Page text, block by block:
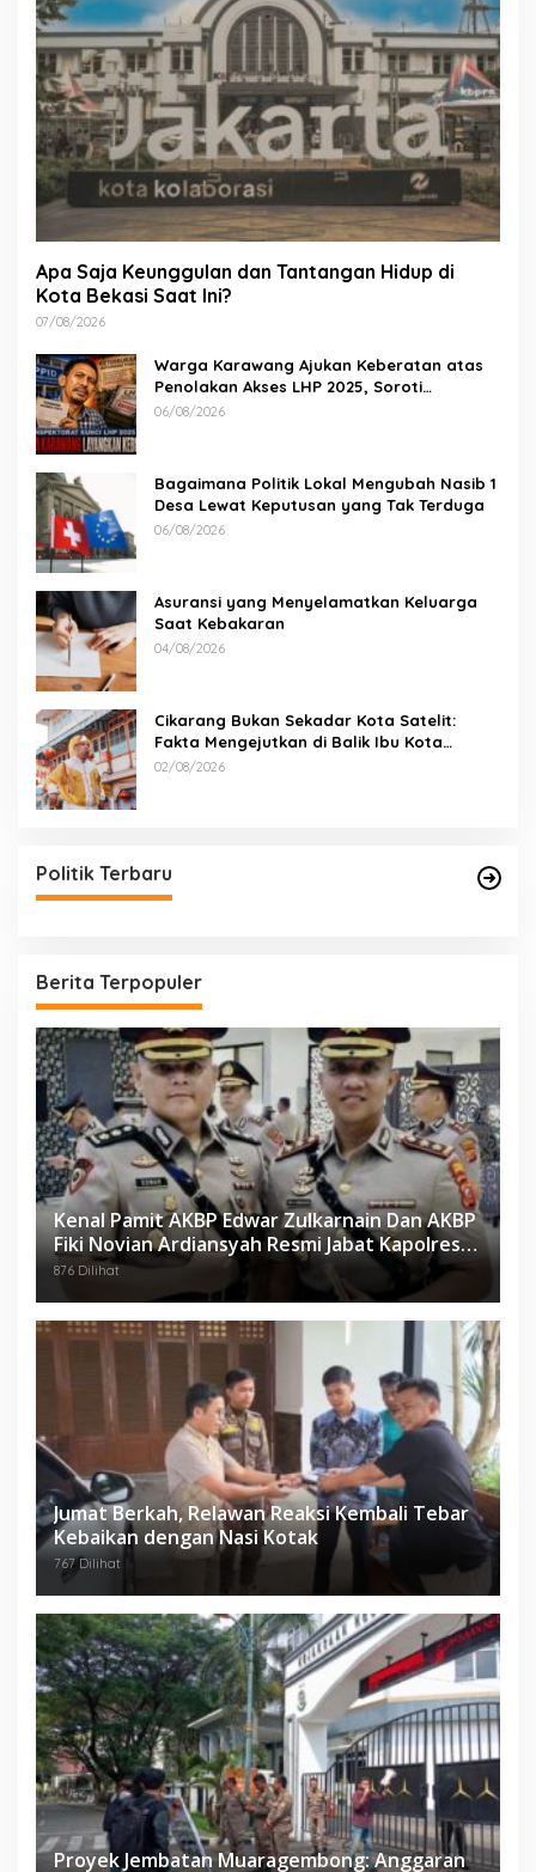
Apa Saja Keunggulan dan Tantangan Hidup di
Kota Bekasi Saat Ini?
07/08/2026
Warga Karawang Ajukan Keberatan atas
Penolakan Akses LHP 2025, Soroti
Keterbukaan Informasi Publik
06/08/2026
Bagaimana Politik Lokal Mengubah Nasib 1
Desa Lewat Keputusan yang Tak Terduga
06/08/2026
Asuransi yang Menyelamatkan Keluarga
Saat Kebakaran
04/08/2026
Cikarang Bukan Sekadar Kota Satelit:
Fakta Mengejutkan di Balik Ibu Kota
Industri Jawa…
02/08/2026
Politik Terbaru
Berita Terpopuler
Kenal Pamit AKBP Edwar Zulkarnain Dan AKBP
Fiki Novian Ardiansyah Resmi Jabat Kapolres
Karawang
876 Dilihat
Jumat Berkah, Relawan Reaksi Kembali Tebar
Kebaikan dengan Nasi Kotak
767 Dilihat
Proyek Jembatan Muaragembong: Anggaran